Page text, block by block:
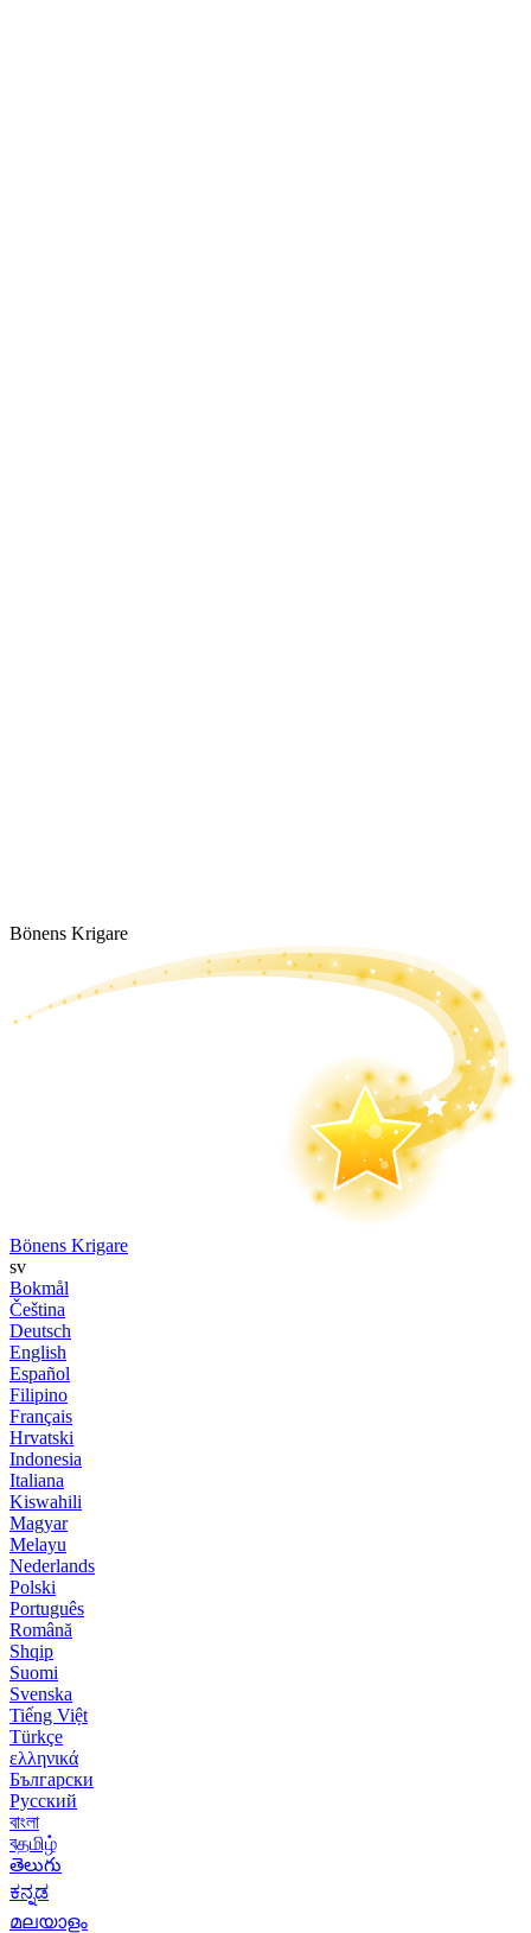
Bönens Krigare
Bönens Krigare
sv
Bokmål
Čeština
Deutsch
English
Español
Filipino
Français
Hrvatski
Indonesia
Italiana
Kiswahili
Magyar
Melayu
Nederlands
Polski
Português
Română
Shqip
Suomi
Svenska
Tiếng Việt
Türkçe
ελληνικά
Български
Русский
বাংলা
বதமிழ்
తెలుగు
ಕನ್ನಡ
മലയാളം